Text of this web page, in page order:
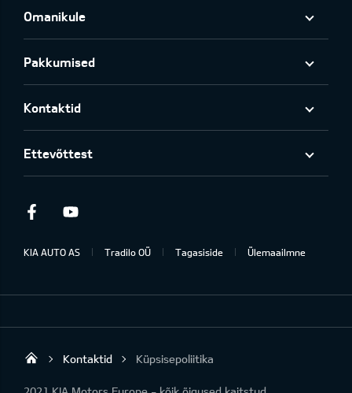
Omanikule
Pakkumised
Kontaktid
Ettevõttest
Facebook
KIA AUTO AS Tradilo OÜ Tagasiside Ülemaailmne
Tradilo OÜ
Kontaktid Küpsisepoliitika